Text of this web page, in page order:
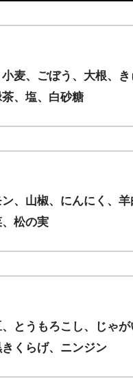
麦、ごぼう、大根、
、塩、白砂糖
、山椒、にんにく、
松の実
とうもろこし、じゃ
くらげ、ニンジン